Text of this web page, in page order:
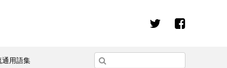
通用語集